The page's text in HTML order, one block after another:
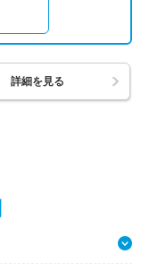
詳細を見る